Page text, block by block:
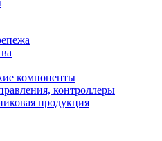
компоненты
контроллеры
продукция